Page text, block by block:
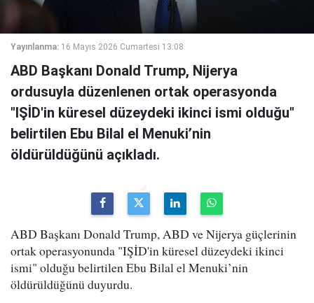
Yayınlanma: 16 Mayıs 2026 Cumartesi 13:08
ABD Başkanı Donald Trump, Nijerya
ordusuyla düzenlenen ortak operasyonda
"IŞİD'in küresel düzeydeki ikinci ismi olduğu"
belirtilen Ebu Bilal el Menuki’nin
öldürüldüğünü açıkladı.
ABD Başkanı Donald Trump, ABD ve Nijerya güçlerinin
ortak operasyonunda "IŞİD'in küresel düzeydeki ikinci
ismi" olduğu belirtilen Ebu Bilal el Menuki’nin
öldürüldüğünü duyurdu.